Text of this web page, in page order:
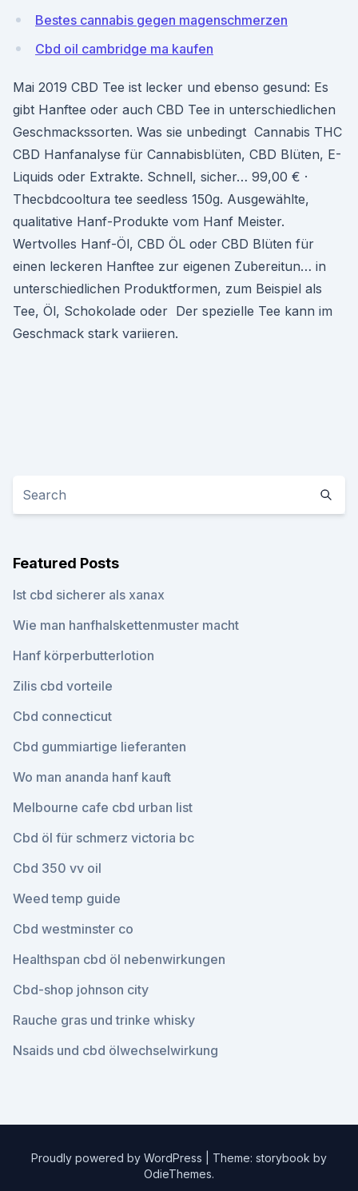
Bestes cannabis gegen magenschmerzen
Cbd oil cambridge ma kaufen
Mai 2019 CBD Tee ist lecker und ebenso gesund: Es
gibt Hanftee oder auch CBD Tee in unterschiedlichen
Geschmackssorten. Was sie unbedingt Cannabis THC
CBD Hanfanalyse für Cannabisblüten, CBD Blüten, E-
Liquids oder Extrakte. Schnell, sicher… 99,00 € ·
Thecbdcooltura tee seedless 150g. Ausgewählte,
qualitative Hanf-Produkte vom Hanf Meister.
Wertvolles Hanf-Öl, CBD ÖL oder CBD Blüten für
einen leckeren Hanftee zur eigenen Zubereitun… in
unterschiedlichen Produktformen, zum Beispiel als
Tee, Öl, Schokolade oder Der spezielle Tee kann im
Geschmack stark variieren.
Featured Posts
Ist cbd sicherer als xanax
Wie man hanfhalskettenmuster macht
Hanf körperbutterlotion
Zilis cbd vorteile
Cbd connecticut
Cbd gummiartige lieferanten
Wo man ananda hanf kauft
Melbourne cafe cbd urban list
Cbd öl für schmerz victoria bc
Cbd 350 vv oil
Weed temp guide
Cbd westminster co
Healthspan cbd öl nebenwirkungen
Cbd-shop johnson city
Rauche gras und trinke whisky
Nsaids und cbd ölwechselwirkung
Proudly powered by WordPress
Theme: storybook by
OdieThemes.